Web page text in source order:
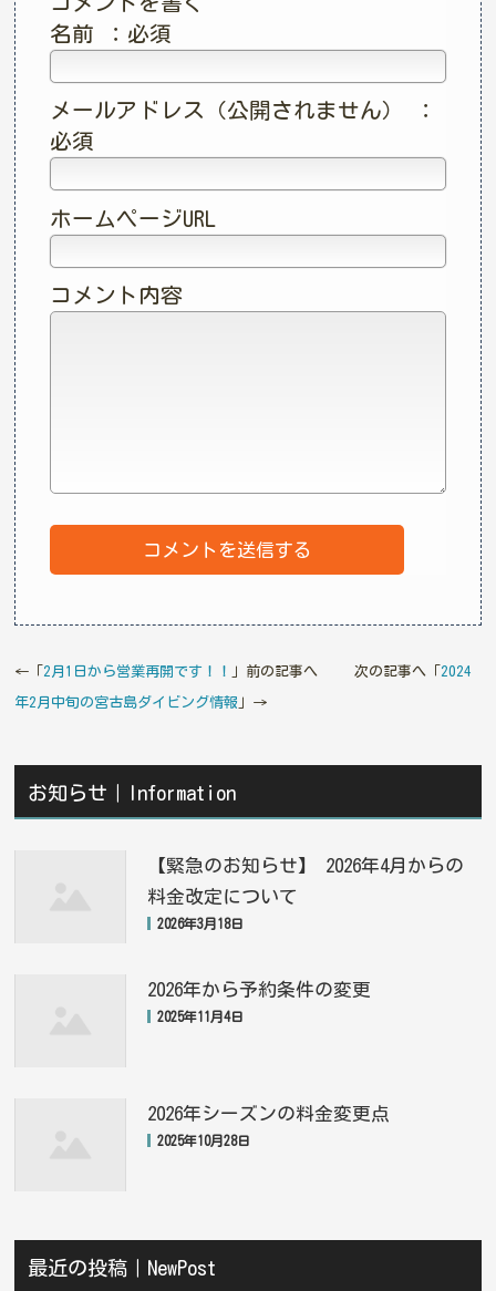
名前 ：必須
メールアドレス（公開されません） ：
必須
ホームページURL
コメント内容
←「 2月1日から営業再開です！！ 」前の記事へ 次の記事へ「 2024
年2月中旬の宮古島ダイビング情報 」→
お知らせ｜Information
【緊急のお知らせ】 2026年4月からの
料金改定について
2026年3月18日
2026年から予約条件の変更
2025年11月4日
2026年シーズンの料金変更点
2025年10月28日
最近の投稿｜NewPost